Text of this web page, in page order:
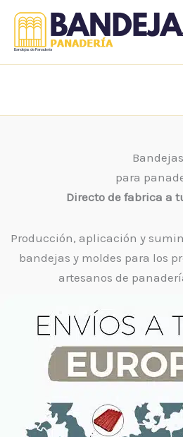
contenido
Bandejas de Panaderia
Bandejas
para
Directo de fabrica a
Producción, aplicación y
bandejas y moldes para los
artesanos de